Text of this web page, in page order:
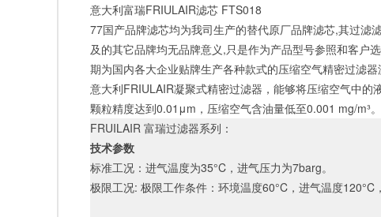
意大利富瑞FRIULAIR滤芯 FTS018
77国产品牌滤芯均为我司生产的替代原厂品牌滤芯,其过滤
及的其它品牌均无品牌意义,只是作为产品型号参照和客户
期为国内各大企业贴牌生产各种款式的压缩空气精密过滤器
意大利FRIULAIR凝聚式精密过滤器，能够将压缩空气中
颗粒精度达到0.01μm，压缩空气含油量低至0.001 mg/m³。
FRUILAIR 富瑞过滤器系列：
技术参数
标准工况：进气温度为35°C，进气压力为7barg。
极限工况: 极限工作条件：环境温度60°C，进气温度120°C